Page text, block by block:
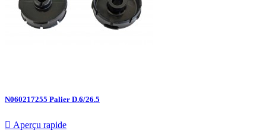
N060217255 Palier D.6/26.5
 Aperçu rapide